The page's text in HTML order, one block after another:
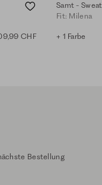
CHF
Samt -
Fit: Milena
+ 1 Farbe
Bestellung